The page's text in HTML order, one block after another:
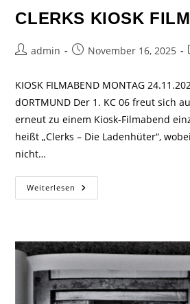
CLERKS KIOSK
admin November 16, 2025
KIOSK FILMABEND MONTAG
dORTMUND Der 1. KC 06 freut sich
erneut zu einem Kiosk-Filmabend
heißt „Clerks – Die Ladenhüter“,
nicht…
Weiterlesen